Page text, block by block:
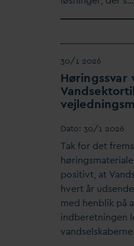
30/1 2026
Høringssvar
V
Dato: 30/1 2026
Tak for det
positivt, at V
hvert år
med henblik på
indberetningen
v